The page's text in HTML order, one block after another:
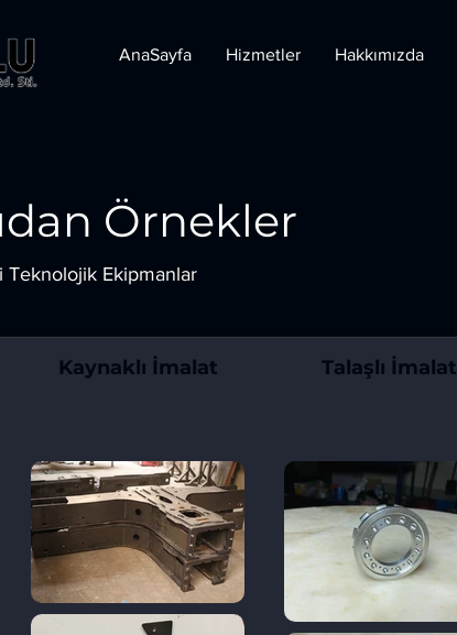
AnaSayfa Hizmetler Hakkımızda
Örnekler
Teknolojik Ekipmanlar
Kaynaklı İmalat Talaşlı İmalat